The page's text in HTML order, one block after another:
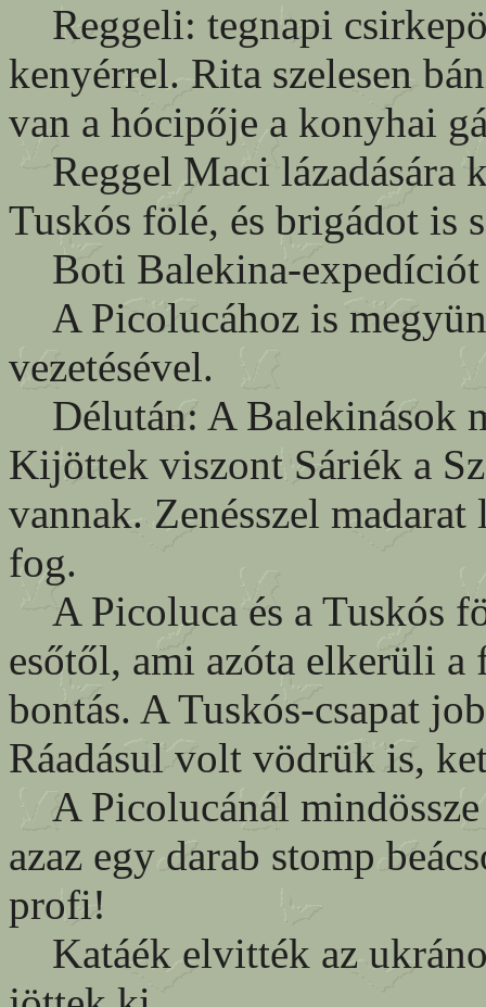
Reggeli: tegnapi
kenyérrel. Rita szelesen
van a hócipője a konyhai
Reggel Maci lázadására
Tuskós fölé, és brigádot is
Boti Balekina-expedíciót
A Picolucához is
vezetésével.
Délután: A Balekinások
Kijöttek viszont Sáriék a
vannak. Zenésszel
fog.
A Picoluca és a Tuskós
esőtől, ami azóta elkerüli a
bontás. A Tuskós-csapat
Ráadásul volt vödrük is,
A Picolucánál mindössze
azaz egy darab stomp
profi!
Katáék elvitték az